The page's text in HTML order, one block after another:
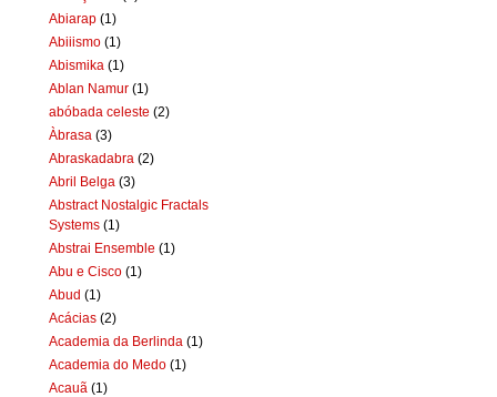
Abiarap (1)
Abiiismo (1)
Abismika (1)
Ablan Namur (1)
abóbada celeste (2)
Àbrasa (3)
Abraskadabra (2)
Abril Belga (3)
Abstract Nostalgic Fractals
Systems (1)
Abstrai Ensemble (1)
Abu e Cisco (1)
Abud (1)
Acácias (2)
Academia da Berlinda (1)
Academia do Medo (1)
Acauã (1)